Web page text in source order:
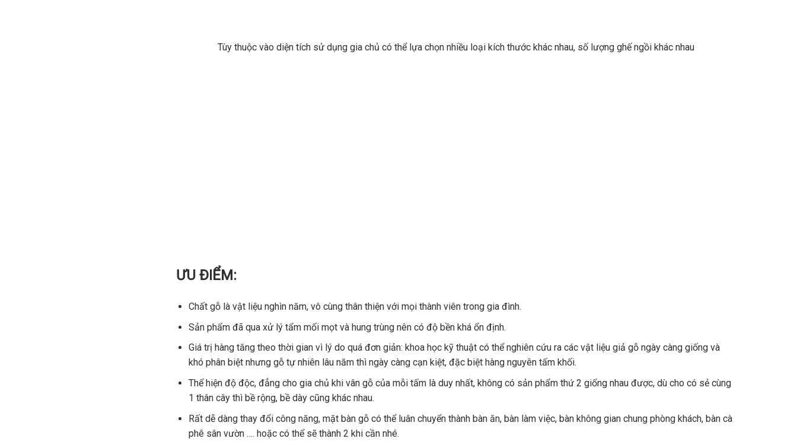
Tùy thuộc vào diện tích sử dụng gia chủ có thể lựa chọn nhiều loại kích thước khác nhau, số lượng ghế ngồi khác nhau
ƯU ĐIỂM:
Chất gỗ là vật liệu nghìn năm, vô cùng thân thiện với mọi thành viên trong gia đình.
Sản phẩm đã qua xử lý tẩm mối mọt và hung trùng nên có độ bền khá ổn định.
Giá trị hàng tăng theo thời gian vì lý do quá đơn giản: khoa học kỹ thuật có thể nghiên cứu ra các vật liệu giả gỗ ngày càng giống và
khó phân biệt nhưng gỗ tự nhiên lâu năm thì ngày càng cạn kiệt, đặc biệt hàng nguyên tấm khối.
Thể hiện độ độc, đẳng cho gia chủ khi vân gỗ của mỗi tấm là duy nhất, không có sản phẩm thứ 2 giống nhau được, dù cho có sẻ cùng
1 thân cây thì bề rộng, bề dày cũng khác nhau.
Rất dễ dàng thay đổi công năng, mặt bàn gỗ có thể luân chuyển thành bàn ăn, bàn làm việc, bàn không gian chung phòng khách, bàn cà
phê sân vườn …. hoặc có thể sẽ thành 2 khi cần nhé.